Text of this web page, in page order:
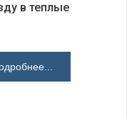
в теплые